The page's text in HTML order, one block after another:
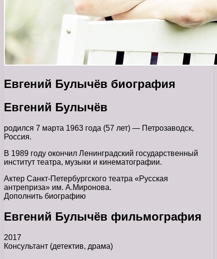
Евгений Булычёв биография
Евгений Булычёв
родился 7 марта 1963 года (57 лет) — Петрозаводск,
Россия.
В 1989 году окончил Ленинградский государственный
институт театра, музыки и кинематографии.
Актер Санкт-Петербургского театра «Русская
антреприза» им. А.Миронова.
Дополнить биографию
Евгений Булычёв фильмография
2017
Консультант (детектив, драма)